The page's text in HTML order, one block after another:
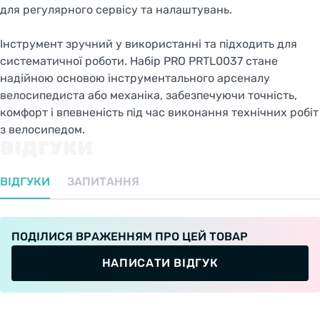
для регулярного сервісу та налаштувань.
Інструмент зручний у використанні та підходить для
систематичної роботи. Набір PRO PRTL0037 стане
надійною основою інструментального арсеналу
велосипедиста або механіка, забезпечуючи точність,
комфорт і впевненість під час виконання технічних робіт
з велосипедом.
ВІДГУКИ ЗАПИТАННЯ
ПОДІЛИСЯ ВРАЖЕННЯМ ПРО ЦЕЙ ТОВАР
НАПИСАТИ ВІДГУК